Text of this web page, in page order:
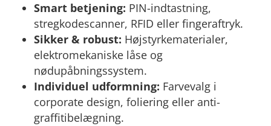
Smart betjening: PIN-indtastning,
stregkodescanner, RFID eller fingeraftryk.
Sikker & robust: Højstyrkematerialer,
elektromekaniske låse og
nødupåbningssystem.
Individuel udformning: Farvevalg i
corporate design, foliering eller anti-
graffitibelægning.